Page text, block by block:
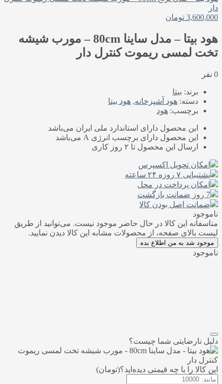
دار
3,600,000 تومان
هود بیتا – مدل ساینا 80cm – مورب شیشه
تخت لمسی ریموت کنترل دار
0 نفر
برند: بیتا
دسته: هود آشپزخانه, هود بیتا
برچسب: هود
این محصول دارای استاندارد ملی‌ ایران می‌باشد
این محصول دارای برچسب انرژی A می‌باشد
ارسال این محصول تا ۲ روز کاری
امکان تحویل اکسپرس
پشتیبانی ۷ روزه ۲۴ ساعته
امکان پرداخت در محل
7 روز ضمانت بازگشت
ضمانت اصل بودن کالا
ناموجود
متاسفانه این کالا در حال حاضر موجود نیست. می‌توانید از طریق
لیست بالای صفحه، از محصولات مشابه این کالا دیدن نمایید.
موجود شد به من اطلاع بده
ناموجود
دلیل نارضایتی شما چیست؟
این کالا را با چه قیمتی دیده‌اید؟(تومان)